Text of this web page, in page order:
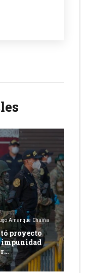
Amanque Chaiña
proyecto
impunidad